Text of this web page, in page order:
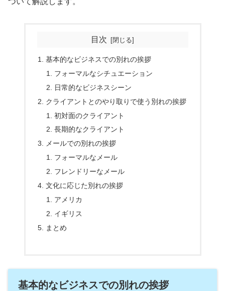
目次
基本的なビジネスでの別れの挨拶
フォーマルなシチュエーション
日常的なビジネスシーン
クライアントとのやり取りで使う別れの挨拶
初対面のクライアント
長期的なクライアント
メールでの別れの挨拶
フォーマルなメール
フレンドリーなメール
文化に応じた別れの挨拶
アメリカ
イギリス
まとめ
基本的なビジネスでの別れの挨拶